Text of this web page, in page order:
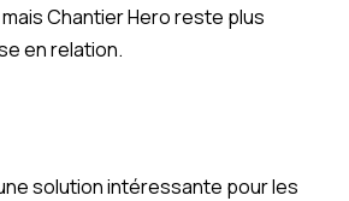
mais Chantier Hero reste plus
en relation.
solution intéressante pour les